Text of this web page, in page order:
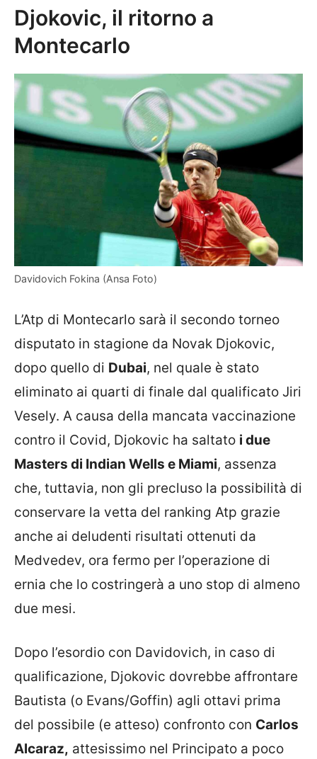
Djokovic, il ritorno a
Montecarlo
Davidovich Fokina (Ansa Foto)
L’Atp di Montecarlo sarà il secondo torneo
disputato in stagione da Novak Djokovic,
dopo quello di Dubai, nel quale è stato
eliminato ai quarti di finale dal qualificato Jiri
Vesely. A causa della mancata vaccinazione
contro il Covid, Djokovic ha saltato i due
Masters di Indian Wells e Miami, assenza
che, tuttavia, non gli precluso la possibilità di
conservare la vetta del ranking Atp grazie
anche ai deludenti risultati ottenuti da
Medvedev, ora fermo per l’operazione di
ernia che lo costringerà a uno stop di almeno
due mesi.
Dopo l’esordio con Davidovich, in caso di
qualificazione, Djokovic dovrebbe affrontare
Bautista (o Evans/Goffin) agli ottavi prima
del possibile (e atteso) confronto con Carlos
Alcaraz, attesissimo nel Principato a poco